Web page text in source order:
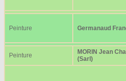
Peinture Germanaud
Peinture
MORIN Jean
(Sarl)